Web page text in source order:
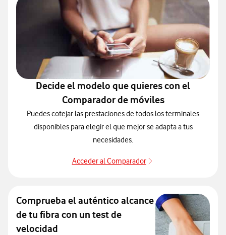
Decide el modelo que quieres con el
Comparador de móviles
Puedes cotejar las prestaciones de todos los terminales
disponibles para elegir el que mejor se adapta a tus
necesidades.
Acceder al Comparador
Comprueba el auténtico alcance
de tu fibra con un test de
velocidad